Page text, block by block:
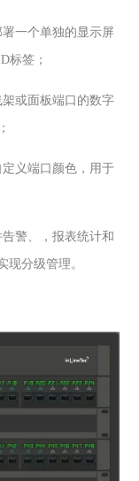
一个单独的显示屏
标签；
或面板端口的数字
义端口颜色，用于
警、，报表统计和
现分级管理。